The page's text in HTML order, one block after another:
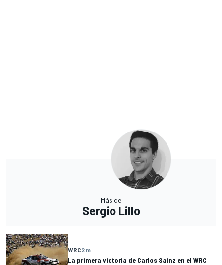
Más de
Sergio Lillo
WRC2 m
La primera victoria de Carlos Sainz en el WRC